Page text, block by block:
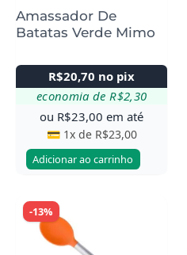
Amassador De
Batatas Verde Mimo
R$20,70 no pix
economia deR$2,30
ou R$23,00 em até
💳 1x de R$23,00
Adicionar ao carrinho
-13%